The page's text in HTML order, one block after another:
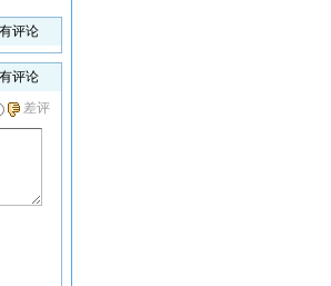
评论
评论
差评